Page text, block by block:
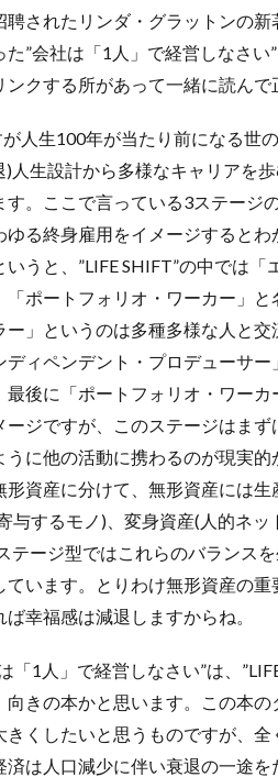
されたリンダ・グラットンの新
た”会社は「1人」で経営しなさ
クする所があって一緒に読んで
が人生100年が当たり前になる
)人生設計から多様なキャリアを
す。ここで言っている3ステージ
ゆる終身雇用をイメージすると
うと、”LIFE SHIFT”の中では
「ポートフォリオ・ワーカー」
ー」というのは多種多様な人と
ディペンデント・プロデューサ
後に「ポートフォリオ・ワー
ージですが、このステージはま
に他の活動に携わるのが現実的
形資産に分けて、無形資産には
与するモノ)、変身資産(人的ネ
テージ型ではこれらのバランス
います。とりわけ無形資産の
幸福感は減退しますからね。
「1人」で経営しなさい”は、
向きの本かと思います。この本
きくしたいと思うものですが、
済は人口減少に伴い衰退の一途